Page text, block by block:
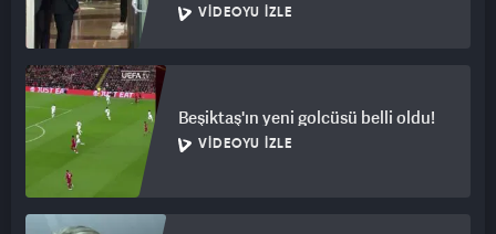
VIDEOYU İZLE
Beşiktaş'ın yeni golcüsü belli oldu!
VIDEOYU İZLE